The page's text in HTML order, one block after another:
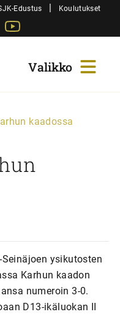
Edustus | Koulutukset
Twitter
kaadossa
ysikutosten
Karhun kaadon
numeroin 3-0.
D13-ikäluokan II